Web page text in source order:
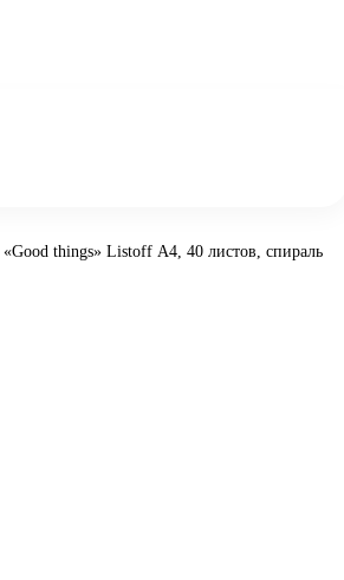
things» Listoff А4, 40 листов, спираль